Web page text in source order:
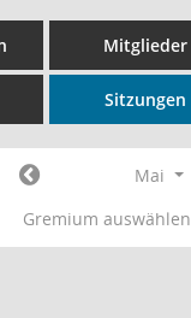
Mitglieder
Sitzungen
Mai
Gremium auswählen